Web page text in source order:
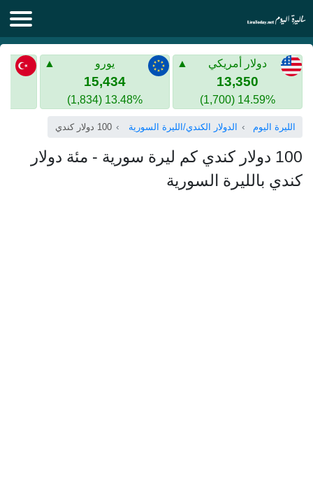
الليرة اليوم
الليرة السورية
الذهب في سوريا
الليرة التركية
الليرة التركية
الذهب في تركيا
اليورو الى الليرة التركية
دولار أمريكي
13,350
14.59% (1,700)
يورو
15,434
13.48% (1,834)
الليرة اليوم الدولار الكندي/الليرة السورية 100 دولار كندي
100 دولار كندي كم ليرة سورية - مئة دولار
كندي بالليرة السورية